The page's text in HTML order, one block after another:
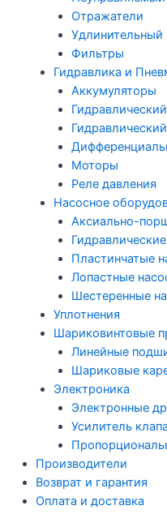
Отражатели
Удлинительный
Фильтры
Гидравлика и
Аккумуляторы
Моторы
Реле давления
Насосное
Аксиально-
Пластинчатые
Лопастные
Шестеренные
Уплотнения
Шариковинтовые
Линейные
Шариковые
Электроника
Электронные
Усилитель
Производители
Возврат и гарантия
Оплата и доставка